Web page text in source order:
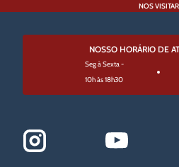
NOS VISITAR
NOSSO HORÁRIO DE
Seg à Sexta -
10h às 18h30